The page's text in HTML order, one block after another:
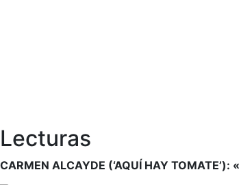
Lecturas
CARMEN ALCAYDE (‘AQUÍ HAY TOMATE’):